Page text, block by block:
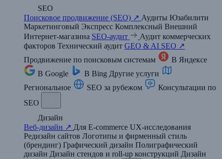
SEO
Поисковое продвижение (SEO) ↗ Аудиты Юзабилити
Маркетинговый Экспресс Комплексный Внешний
Интернет-магазина SEO-аудит
Аудит коммерческих
факторов Технический аудит GEO & AI SEO ↗
Продвижение по поисковым системам
В Яндексе
В Google
В Bing Другие услуги
Региональное
SEO за рубежом
Консультации по
SEO
Дизайн
Веб-дизайн ↗ Для E-commerce UX-исследования
Редизайн сайтов Логотипы и фирменный стиль
(брендинг) Графический дизайн Полиграфический
дизайн Дизайн стендов и roll-up конструкций Дизайн